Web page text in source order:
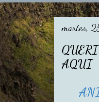
martes,
AQUI